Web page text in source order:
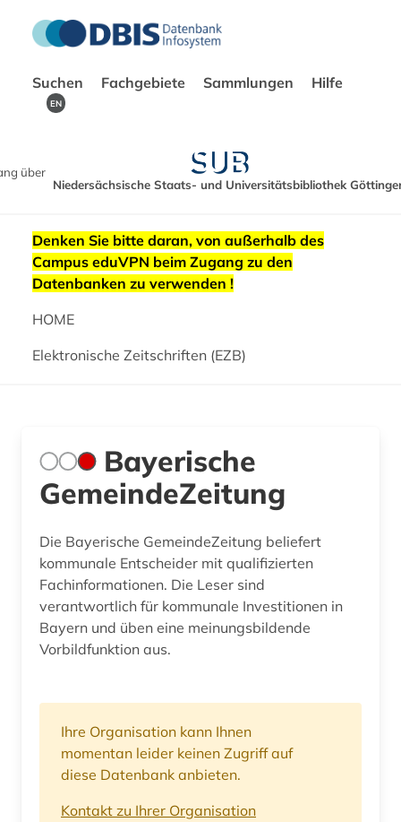
Suchen Fachgebiete Sammlungen Hilfe
EN
über
Niedersächsische Staats- und Universitätsbibliothek
Denken Sie bitte daran, von außerhalb des
Campus eduVPN beim Zugang zu den
Datenbanken zu verwenden !
HOME
Elektronische Zeitschriften (EZB)
Bayerische
GemeindeZeitung
Die Bayerische GemeindeZeitung beliefert
kommunale Entscheider mit qualifizierten
Fachinformationen. Die Leser sind
verantwortlich für kommunale Investitionen in
Bayern und üben eine meinungsbildende
Vorbildfunktion aus.
Ihre Organisation kann Ihnen
momentan leider keinen Zugriff auf
diese Datenbank anbieten.
Kontakt zu Ihrer Organisation